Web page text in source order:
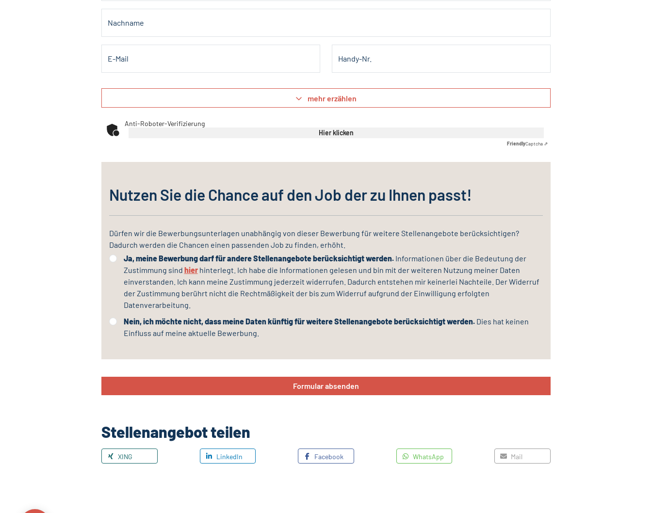
Nachname
E-Mail Handy-Nr.
mehr erzählen
Anti-Roboter-Verifizierung
Hier klicken
FriendlyCaptcha ⇗
Nutzen Sie die Chance auf den Job der zu Ihnen passt!
Dürfen wir die Bewerbungsunterlagen unabhängig von dieser Bewerbung für weitere Stellenangebote berücksichtigen?
Dadurch werden die Chancen einen passenden Job zu finden, erhöht.
Ja, meine Bewerbung darf für andere Stellenangebote berücksichtigt werden.Informationen über die Bedeutung der
Zustimmung sind hierhinterlegt. Ich habe die Informationen gelesen und bin mit der weiteren Nutzung meiner Daten
einverstanden. Ich kann meine Zustimmung jederzeit widerrufen. Dadurch entstehen mir keinerlei Nachteile. Der Widerruf
der Zustimmung berührt nicht die Rechtmäßigkeit der bis zum Widerruf aufgrund der Einwilligung erfolgten
Datenverarbeitung.
Nein, ich möchte nicht, dass meine Daten künftig für weitere Stellenangebote berücksichtigt werden.Dies hat keinen
Einfluss auf meine aktuelle Bewerbung.
Formular absenden
Stellenangebot teilen
XING LinkedIn Facebook WhatsApp Mail